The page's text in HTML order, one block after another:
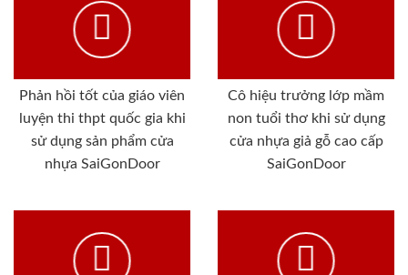
Phản hồi tốt của giáo viên
luyện thi thpt quốc gia khi
sử dụng sản phẩm cửa
nhựa SaiGonDoor
Cô hiệu trưởng lớp mầm
non tuổi thơ khi sử dụng
cửa nhựa giả gỗ cao cấp
SaiGonDoor